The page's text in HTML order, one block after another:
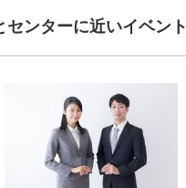
ンターに近いイベント